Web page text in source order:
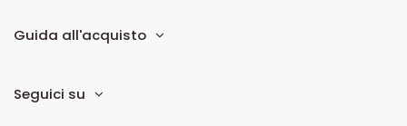
Guida all'acquisto
Seguici su